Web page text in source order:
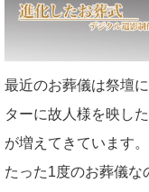
最近のお葬儀は祭壇
ターに故人様を映し
が増えてきています。
たった1度のお葬儀な